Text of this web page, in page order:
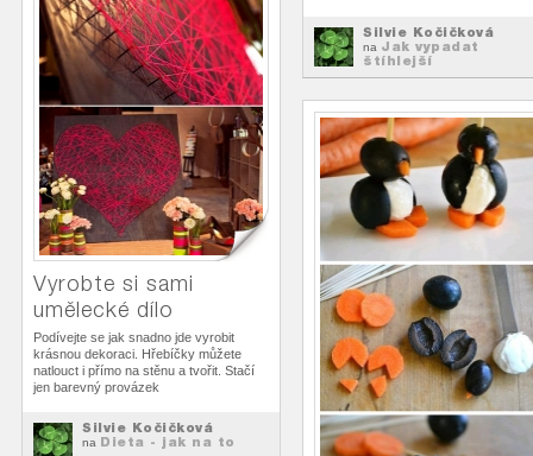
Vyrobte si sami
umělecké dílo
Podívejte se jak snadno jde vyrobit
krásnou dekoraci. Hřebíčky můžete
natlouct i přímo na stěnu a tvořit. Stačí
jen barevný provázek
Silvie Kočičková
na Dieta - jak na to
Silvie Kočičková
na Jak vypadat
štíhlejší